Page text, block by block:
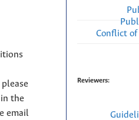
the
email
Conflict
Reviewers: